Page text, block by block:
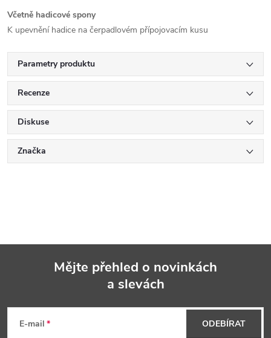
Včetně hadicové spony
K upevnění hadice na čerpadlovém přípojovacím kusu
Parametry produktu
Recenze
Diskuse
Značka
Mějte přehled o novinkách
a slevách
E-mail ODEBÍRAT